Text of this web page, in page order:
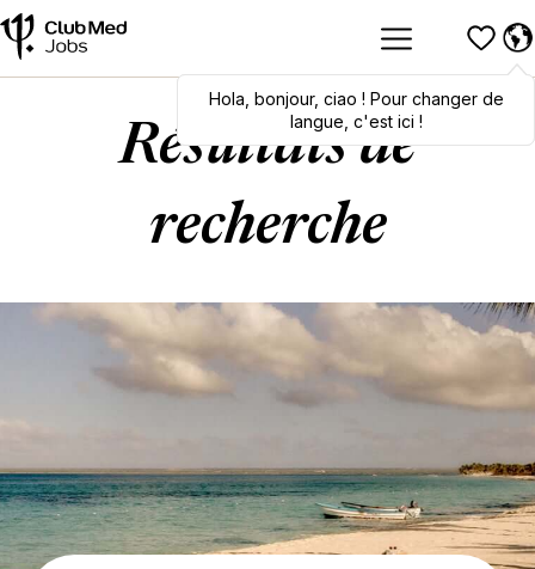
Hola,bonjour,ciao! To switch
languages, click here!
Hola bonjour, ciao ! Pour changer de
langue, c'est ici !
Résultats de
recherche